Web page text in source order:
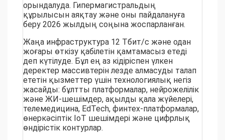
орындалуда. Гипермагистральдың
құрылысын аяқтау және оны пайдалануға
беру 2026 жылдың соңына жоспарланған.
Жаңа инфраструктура 12 Тбит/с және одан
жоғары өткізу қабілетін қамтамасыз етеді
деп күтілуде. Бұл ең аз кідіріспен үлкен
деректер массивтерін лезде алмасуды талап
ететін қызметтер үшін технологиялық негіз
жасайды: бұлтты платформалар, нейрожелілік
және ЖИ-шешімдер, ақылды қала жүйелері,
телемедицина, EdTech, финтех-платформалар,
өнеркәсіптік IoT шешімдері және цифрлық
өндірістік контурлар.